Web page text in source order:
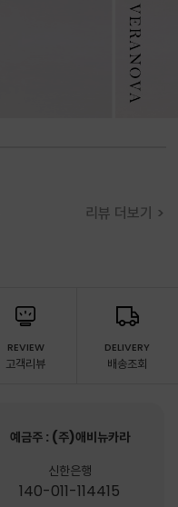
리뷰 더보기 >
REVIEW
고객리뷰
DELIVERY
배송조회
예금주 : (주)애비뉴카라
신한은행
140-011-114415